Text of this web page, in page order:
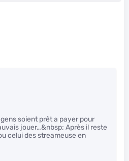
soient prêt a payer pour
jouer…&nbsp; Après il reste
celui des streameuse en